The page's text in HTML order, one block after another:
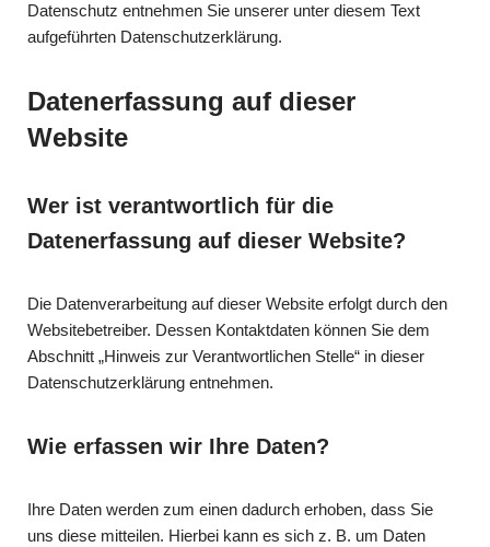
Datenschutz entnehmen Sie unserer unter diesem Text
aufgeführten Datenschutzerklärung.
Datenerfassung auf dieser
Website
Wer ist verantwortlich für die
Datenerfassung auf dieser Website?
Die Datenverarbeitung auf dieser Website erfolgt durch den
Websitebetreiber. Dessen Kontaktdaten können Sie dem
Abschnitt „Hinweis zur Verantwortlichen Stelle“ in dieser
Datenschutzerklärung entnehmen.
Wie erfassen wir Ihre Daten?
Ihre Daten werden zum einen dadurch erhoben, dass Sie
uns diese mitteilen. Hierbei kann es sich z. B. um Daten